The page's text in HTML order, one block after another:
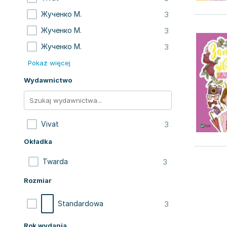
Жученко М. 3
Жученко М. 3
Жученко М. 3
Pokaż więcej
Wydawnictwo
Vivat 3
Okładka
Twarda 3
Rozmiar
Standardowa 3